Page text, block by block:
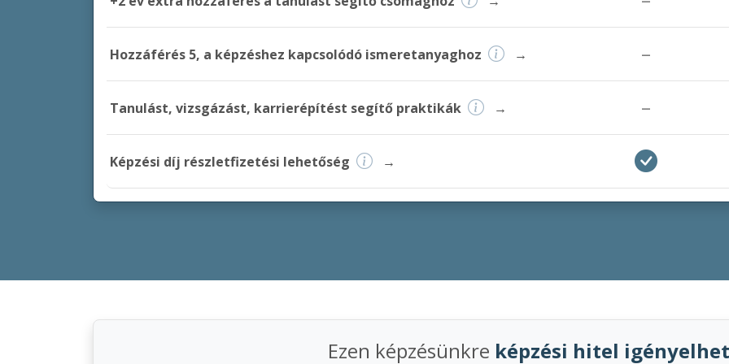
Hozzáférés 5, a képzéshez kapcsolódó ismeretanyaghoz → –
Tanulást, vizsgázást, karrierépítést segítő praktikák → –
Képzési díj részletfizetési lehetőség →
Ezen képzésünkre képzési hitel